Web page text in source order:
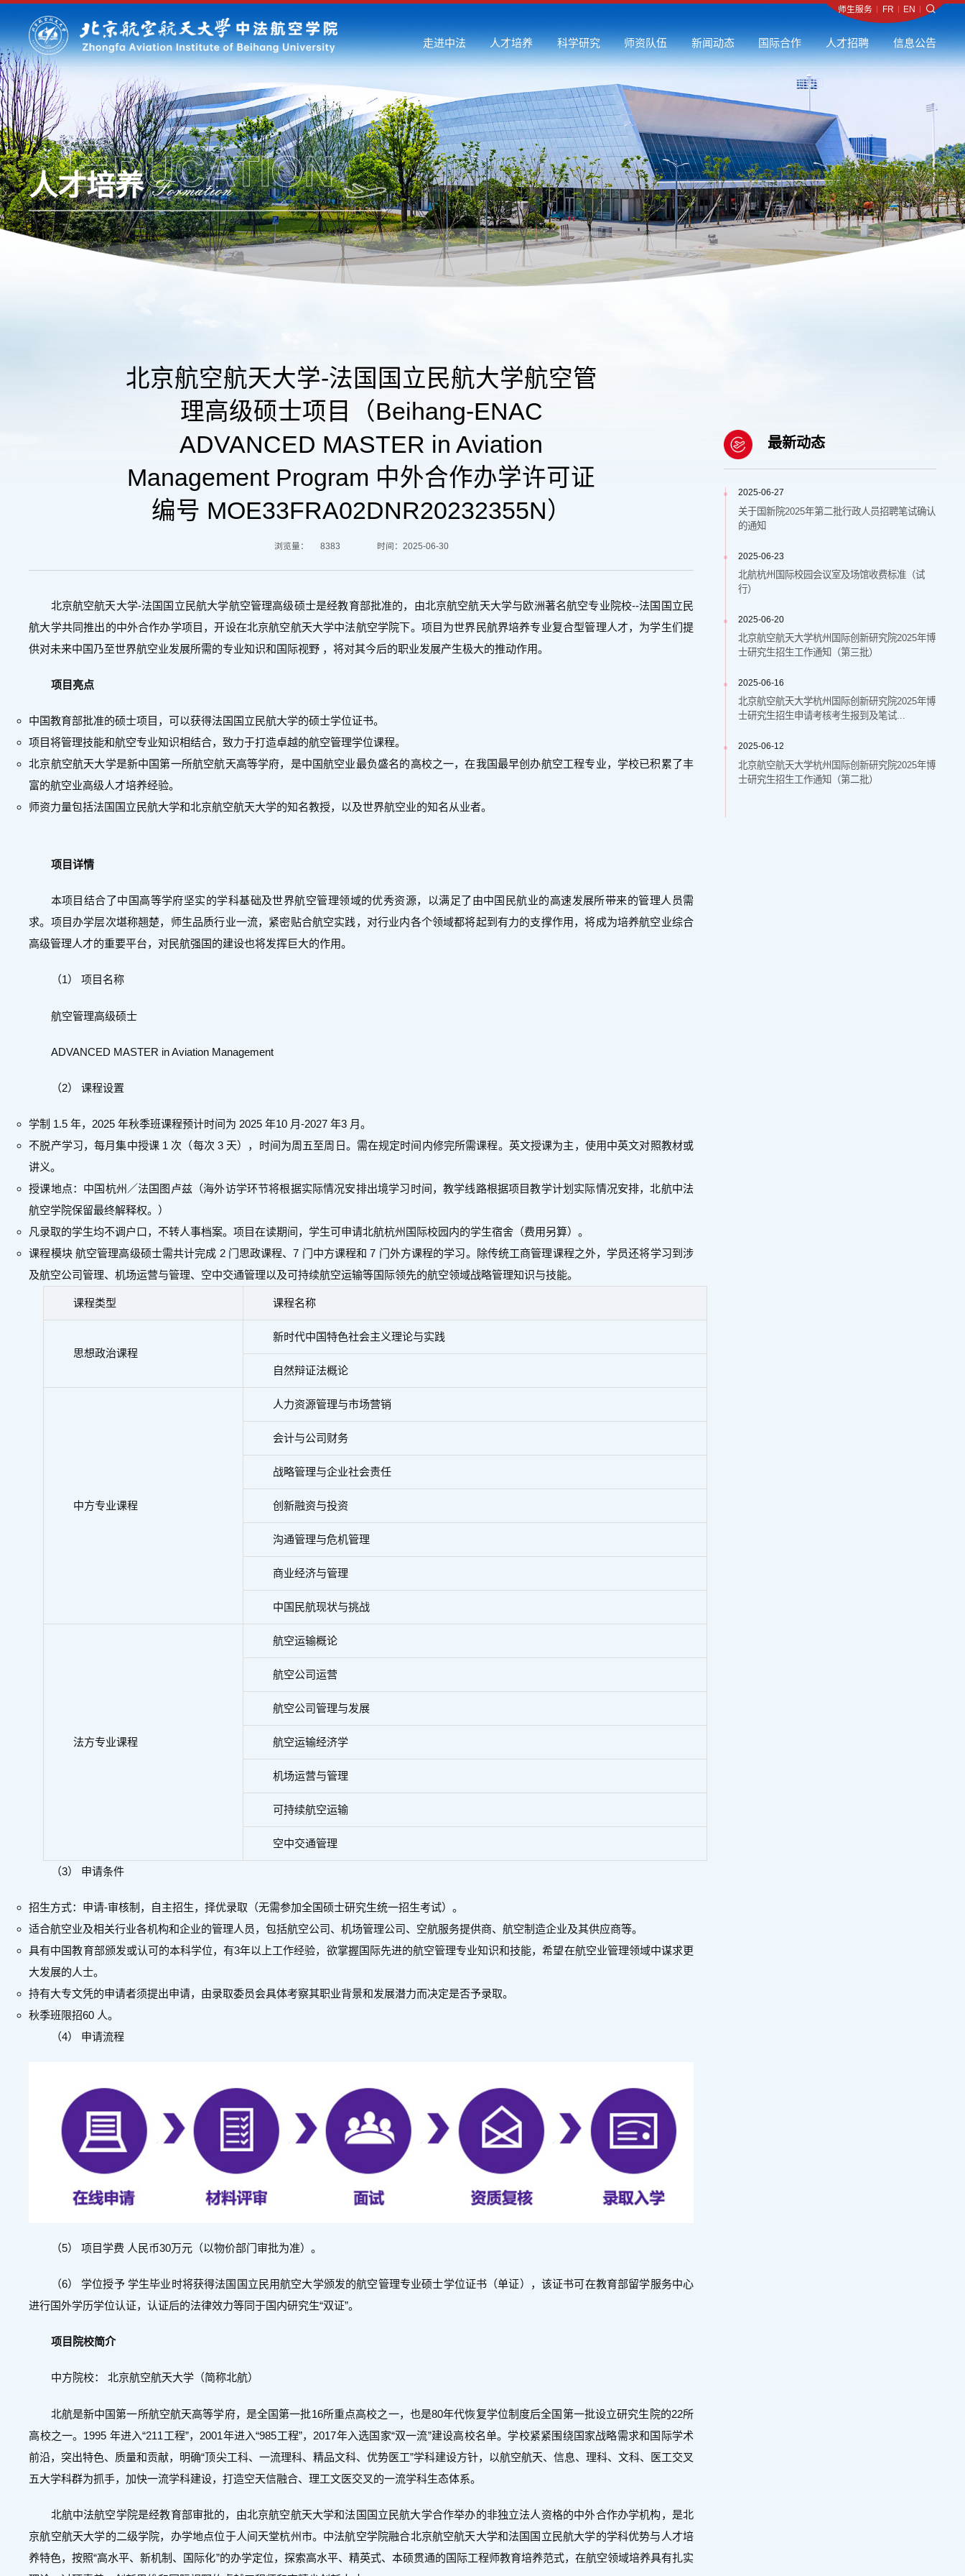
师生服务
师生服务
师生服务
师生服务
师生服务
师生服务
师生服务
师生服务
师生服务
师生服务
师生服务
师生服务
师生服务
师生服务
师生服务
师生服务
师生服务
师生服务
师生服务
师生服务
师生服务
师生服务
师生服务
师生服务
师生服务
师生服务
师生服务
师生服务
师生服务
师生服务
师生服务
师生服务
师生服务
师生服务
师生服务
师生服务
师生服务
师生服务
师生服务
师生服务
师生服务
师生服务
师生服务
师生服务
师生服务
师生服务
师生服务
师生服务
师生服务
师生服务
师生服务
师生服务
师生服务
师生服务
师生服务
师生服务
师生服务
师生服务
师生服务
师生服务
师生服务
师生服务
师生服务
师生服务
师生服务
师生服务
师生服务
师生服务
师生服务
师生服务
师生服务
师生服务
师生服务
师生服务
师生服务
师生服务
师生服务
师生服务
师生服务
师生服务
师生服务
师生服务
师生服务
师生服务
师生服务
师生服务
师生服务
师生服务
师生服务
师生服务
师生服务
师生服务
师生服务
师生服务
师生服务
师生服务
师生服务
师生服务
师生服务
师生服务
师生服务
师生服务
师生服务
师生服务
师生服务
师生服务
师生服务
师生服务
师生服务
师生服务
师生服务
师生服务
师生服务
师生服务
师生服务
师生服务
师生服务
师生服务
师生服务
师生服务
师生服务
师生服务
师生服务
师生服务
师生服务
师生服务
师生服务
师生服务
师生服务
师生服务
师生服务
师生服务
师生服务
师生服务
师生服务
师生服务
师生服务
师生服务